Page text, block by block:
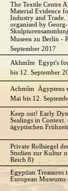
The Textile Centre
Material Evidence
Industry and Trade.
organised by
Museen zu Berlin -
September 2017
Akhmîm  Egypt's
bis 12. September
Achmîm  Ägyptens
Mai bis 12.
Keep out! Early
Sealings in
ägyptischen
Private Rollsiegel
Studien zur Kultur
Reich 8)
Egyptian Treasures
European